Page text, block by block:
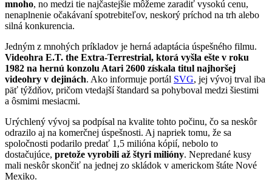
mnoho, no medzi tie najčastejšie môžeme zaradiť vysokú cenu,
nenaplnenie očakávaní spotrebiteľov, neskorý príchod na trh alebo
silná konkurencia.
Jedným z mnohých príkladov je herná adaptácia úspešného filmu.
Videohra E.T. the Extra-Terrestrial, ktorá vyšla ešte v roku
1982 na hernú konzolu Atari 2600 získala titul najhoršej
videohry v dejinách. Ako informuje portál SVG, jej vývoj trval iba
päť týždňov, pričom vtedajší štandard sa pohyboval medzi šiestimi
a ôsmimi mesiacmi.
Urýchlený vývoj sa podpísal na kvalite tohto počinu, čo sa neskôr
odrazilo aj na komerčnej úspešnosti. Aj napriek tomu, že sa
spoločnosti podarilo predať 1,5 milióna kópií, nebolo to
dostačujúce, pretože vyrobili až štyri milióny. Nepredané kusy
mali neskôr skončiť na jednej zo skládok v americkom štáte Nové
Mexiko.